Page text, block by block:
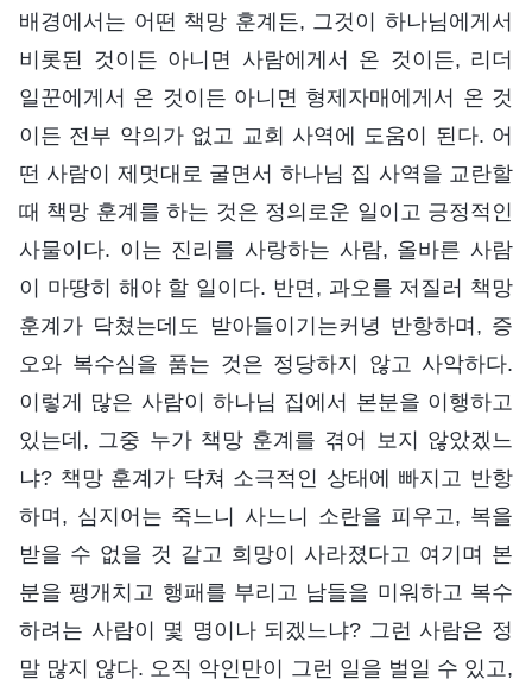
배경에서는 어떤 책망 훈계든, 그것이 하나님에게서
비롯된 것이든 아니면 사람에게서 온 것이든, 리더
일꾼에게서 온 것이든 아니면 형제자매에게서 온 것
이든 전부 악의가 없고 교회 사역에 도움이 된다. 어
떤 사람이 제멋대로 굴면서 하나님 집 사역을 교란할
때 책망 훈계를 하는 것은 정의로운 일이고 긍정적인
사물이다. 이는 진리를 사랑하는 사람, 올바른 사람
이 마땅히 해야 할 일이다. 반면, 과오를 저질러 책망
훈계가 닥쳤는데도 받아들이기는커녕 반항하며, 증
오와 복수심을 품는 것은 정당하지 않고 사악하다.
이렇게 많은 사람이 하나님 집에서 본분을 이행하고
있는데, 그중 누가 책망 훈계를 겪어 보지 않았겠느
냐? 책망 훈계가 닥쳐 소극적인 상태에 빠지고 반항
하며, 심지어는 죽느니 사느니 소란을 피우고, 복을
받을 수 없을 것 같고 희망이 사라졌다고 여기며 본
분을 팽개치고 행패를 부리고 남들을 미워하고 복수
하려는 사람이 몇 명이나 되겠느냐? 그런 사람은 정
말 많지 않다. 오직 악인만이 그런 일을 벌일 수 있고,